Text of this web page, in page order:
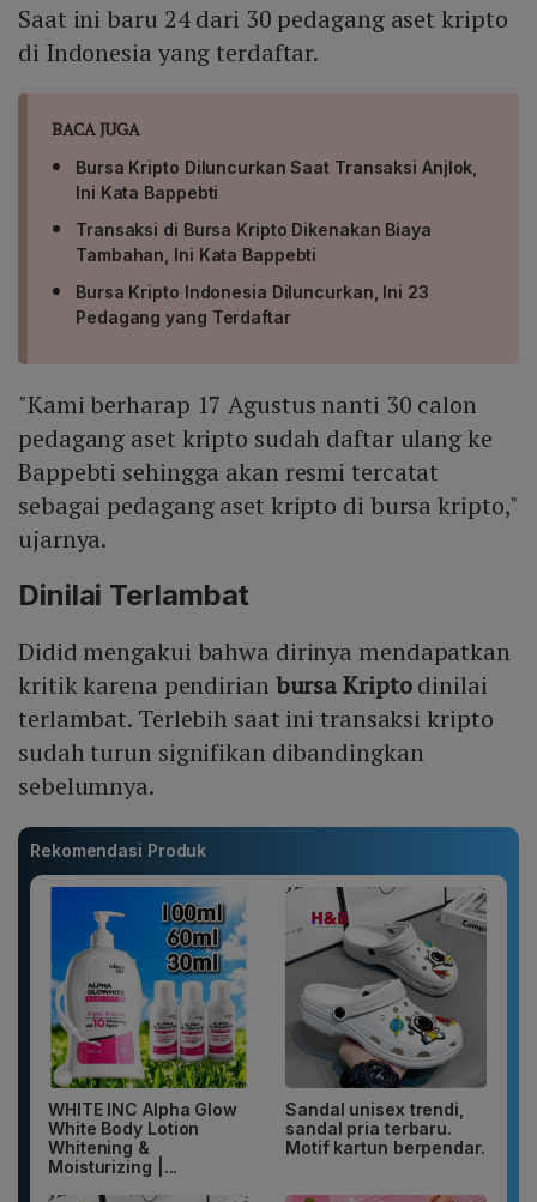
Saat ini baru 24 dari 30 pedagang aset kripto
di Indonesia yang terdaftar.
BACA JUGA
Bursa Kripto Diluncurkan Saat Transaksi Anjlok,
Ini Kata Bappebti
Transaksi di Bursa Kripto Dikenakan Biaya
Tambahan, Ini Kata Bappebti
Bursa Kripto Indonesia Diluncurkan, Ini 23
Pedagang yang Terdaftar
"Kami berharap 17 Agustus nanti 30 calon
pedagang aset kripto sudah daftar ulang ke
Bappebti sehingga akan resmi tercatat
sebagai pedagang aset kripto di bursa kripto,"
ujarnya.
Dinilai Terlambat
Didid mengakui bahwa dirinya mendapatkan
kritik karena pendirian bursa Kriptodinilai
terlambat. Terlebih saat ini transaksi kripto
sudah turun signifikan dibandingkan
sebelumnya.
Rekomendasi Produk
WHITE INC Alpha Glow
White Body Lotion
Whitening &
Moisturizing |...
Sandal unisex trendi,
sandal pria terbaru.
Motif kartun berpendar.